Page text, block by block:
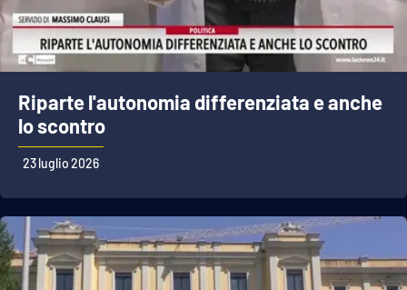
Riparte l'autonomia differenziata e anche
lo scontro
23 luglio 2026